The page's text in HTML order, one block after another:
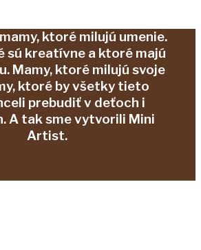
ktoré milujú umenie.
sú kreatívne a ktoré majú
Mamy, ktoré milujú svoje
ktoré by všetky tieto
prebudiť v deťoch i
A tak sme vytvorili Mini
Artist.